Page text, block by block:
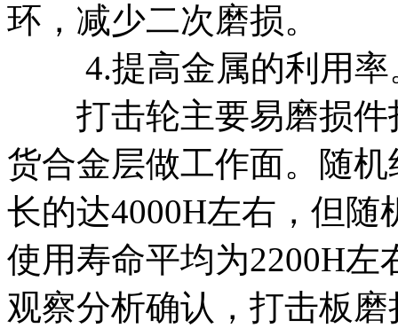
环，减少二次磨损。
4.提高金属的利用率
打击轮主要易磨损件
货合金层做工作面。随
长的达4000H左右，但
使用寿命平均为2200H
观察分析确认，打击板